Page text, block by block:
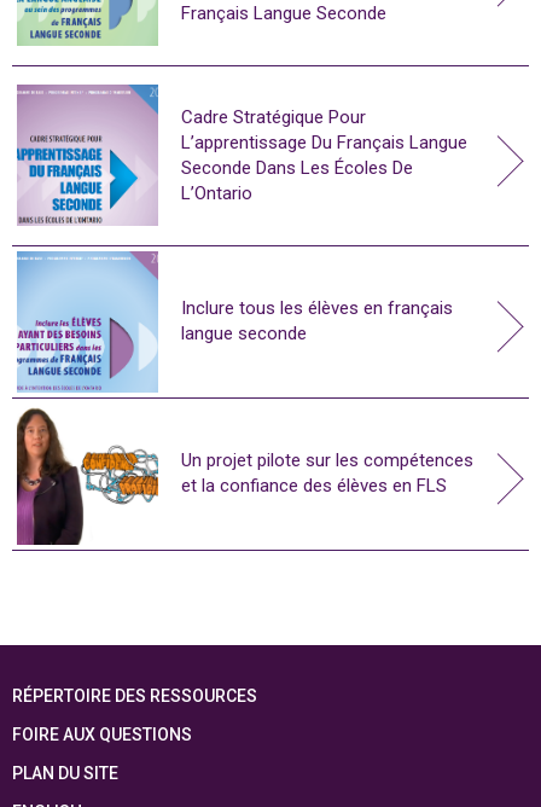
Français Langue Seconde
Cadre Stratégique Pour
L’apprentissage Du Français Langue
Seconde Dans Les Écoles De
L’Ontario
Inclure tous les élèves en français
langue seconde
Un projet pilote sur les compétences
et la confiance des élèves en FLS
RÉPERTOIRE DES RESSOURCES
FOIRE AUX QUESTIONS
PLAN DU SITE